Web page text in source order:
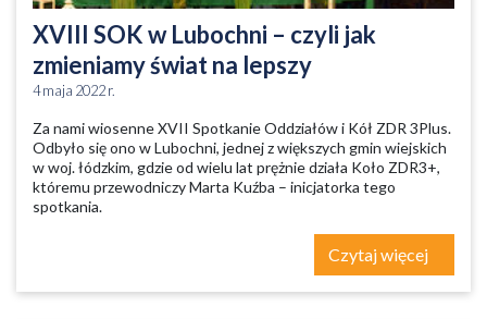
XVIII SOK w Lubochni – czyli jak
zmieniamy świat na lepszy
4 maja 2022 r.
Za nami wiosenne XVII Spotkanie Oddziałów i Kół ZDR 3Plus.
Odbyło się ono w Lubochni, jednej z większych gmin wiejskich
w woj. łódzkim, gdzie od wielu lat prężnie działa Koło ZDR3+,
któremu przewodniczy Marta Kuźba – inicjatorka tego
spotkania.
Czytaj więcej